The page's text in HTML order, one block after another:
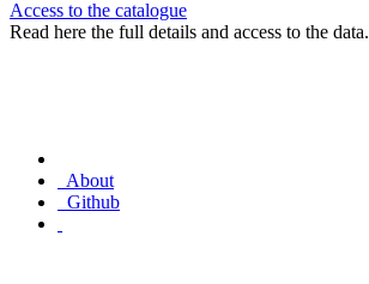
Access to the catalogue
Read here the full details and access to the data.
About
Github